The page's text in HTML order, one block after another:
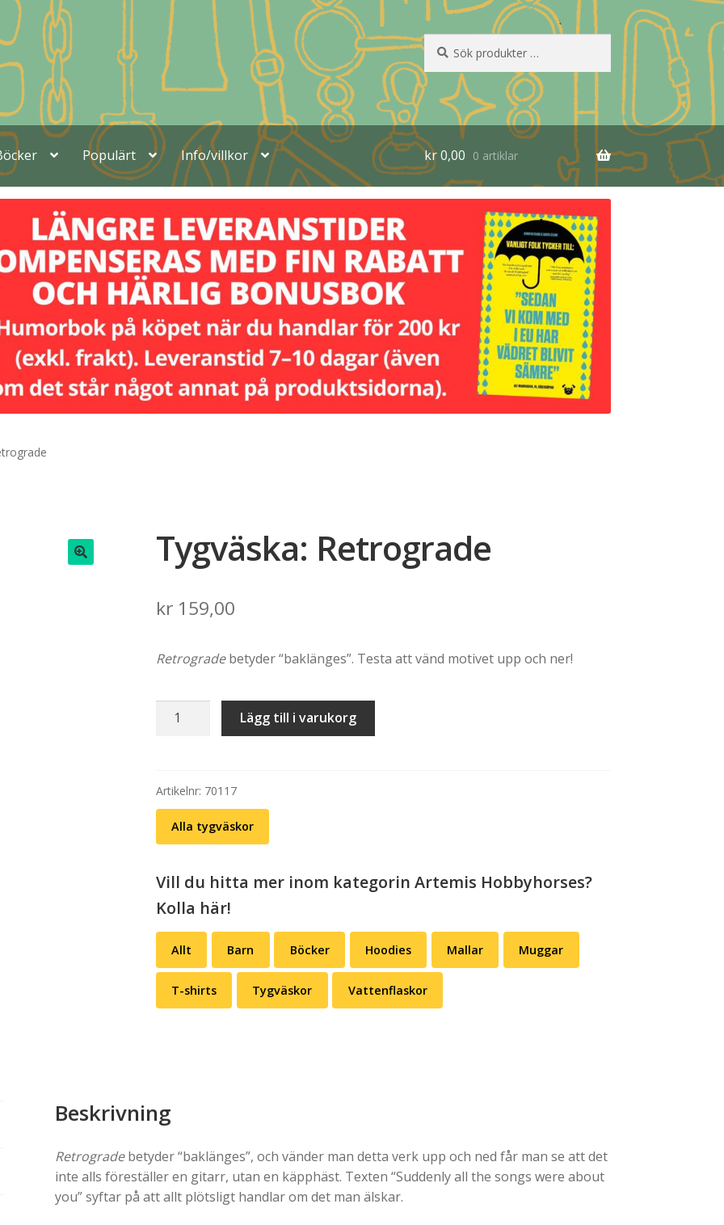
Sök
efter:
Sök
Populärt Info/villkor kr0,00 0 artiklar
Tygväska: Retrograde
kr159,00
Retrogradebetyder “baklänges”. Testa att vänd motivet upp och ner!
Tygväska:
Lägg till i varukorg
Artikelnr: 70117
Alla tygväskor
Vill du hitta mer inom kategorin Artemis Hobbyhorses?
Kolla här!
Allt Barn Böcker Hoodies Mallar Muggar
T-shirts Tygväskor Vattenflaskor
Beskrivning
Retrogradebetyder “baklänges”, och vänder man detta verk upp och ned får man se att det
inte alls föreställer en gitarr, utan en käpphäst. Texten “Suddenly all the songs were about
you” syftar på att allt plötsligt handlar om det man älskar.